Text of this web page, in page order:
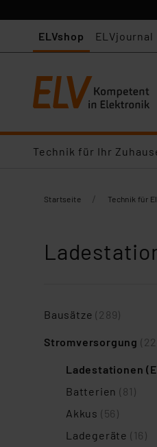
ELVshop ELVjournal
Technik für Ihr
Startseite / Technik für
Bausätze(289)
Stromversorgung
Ladestationen
Batterien(81)
Akkus (56)
Ladegeräte (16)